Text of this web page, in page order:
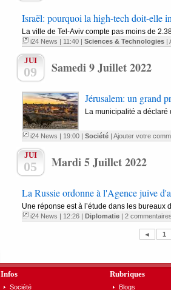
Israël: pourquoi la high-tech doit-elle
La ville de Tel-Aviv compte pas moins de
i24 News | 11:40 | Sciences & Technologies|
JUI
09 Samedi 9 Juillet 2022
Jérusalem: un grand
La municipalité a déclaré
i24 News | 19:00 | Société| Ajouter votre
JUI
05 Mardi 5 Juillet 2022
La Russie ordonne à l'Agence juive
Une réponse est à l’étude dans les bureaux
i24 News | 12:26 | Diplomatie| 2 commentaires
◄ 1
Infos
Société
Rubriques
Blogs